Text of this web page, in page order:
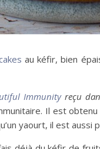
au kéfir, bien
Immunityreçu
Il est
yaourt, il est aussi